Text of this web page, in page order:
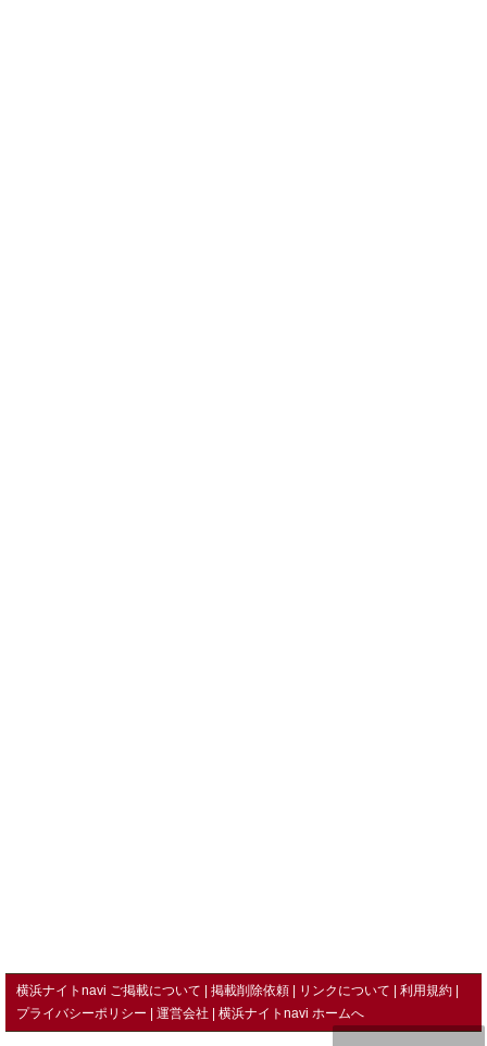
横浜ナイトnavi ご掲載について 掲載削除依頼 リンクについて
利用規約
プライバシーポリシー
運営会社 横浜ナイトnavi ホームへ